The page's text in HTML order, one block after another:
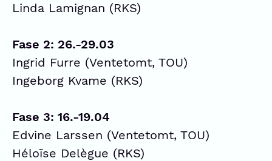
Linda Lamignan (RKS)
Fase 2: 26.-29.03
Ingrid Furre (Ventetomt, TOU)
Ingeborg Kvame (RKS)
Fase 3: 16.-19.04
Edvine Larssen (Ventetomt, TOU)
Héloïse Delègue (RKS)